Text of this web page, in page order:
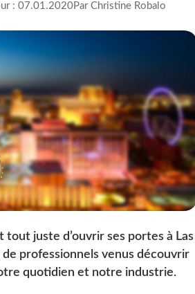
: 07.01.2020Par Christine Robalo
tout juste d’ouvrir ses portes à Las
de professionnels venus découvrir
quotidien et notre industrie.